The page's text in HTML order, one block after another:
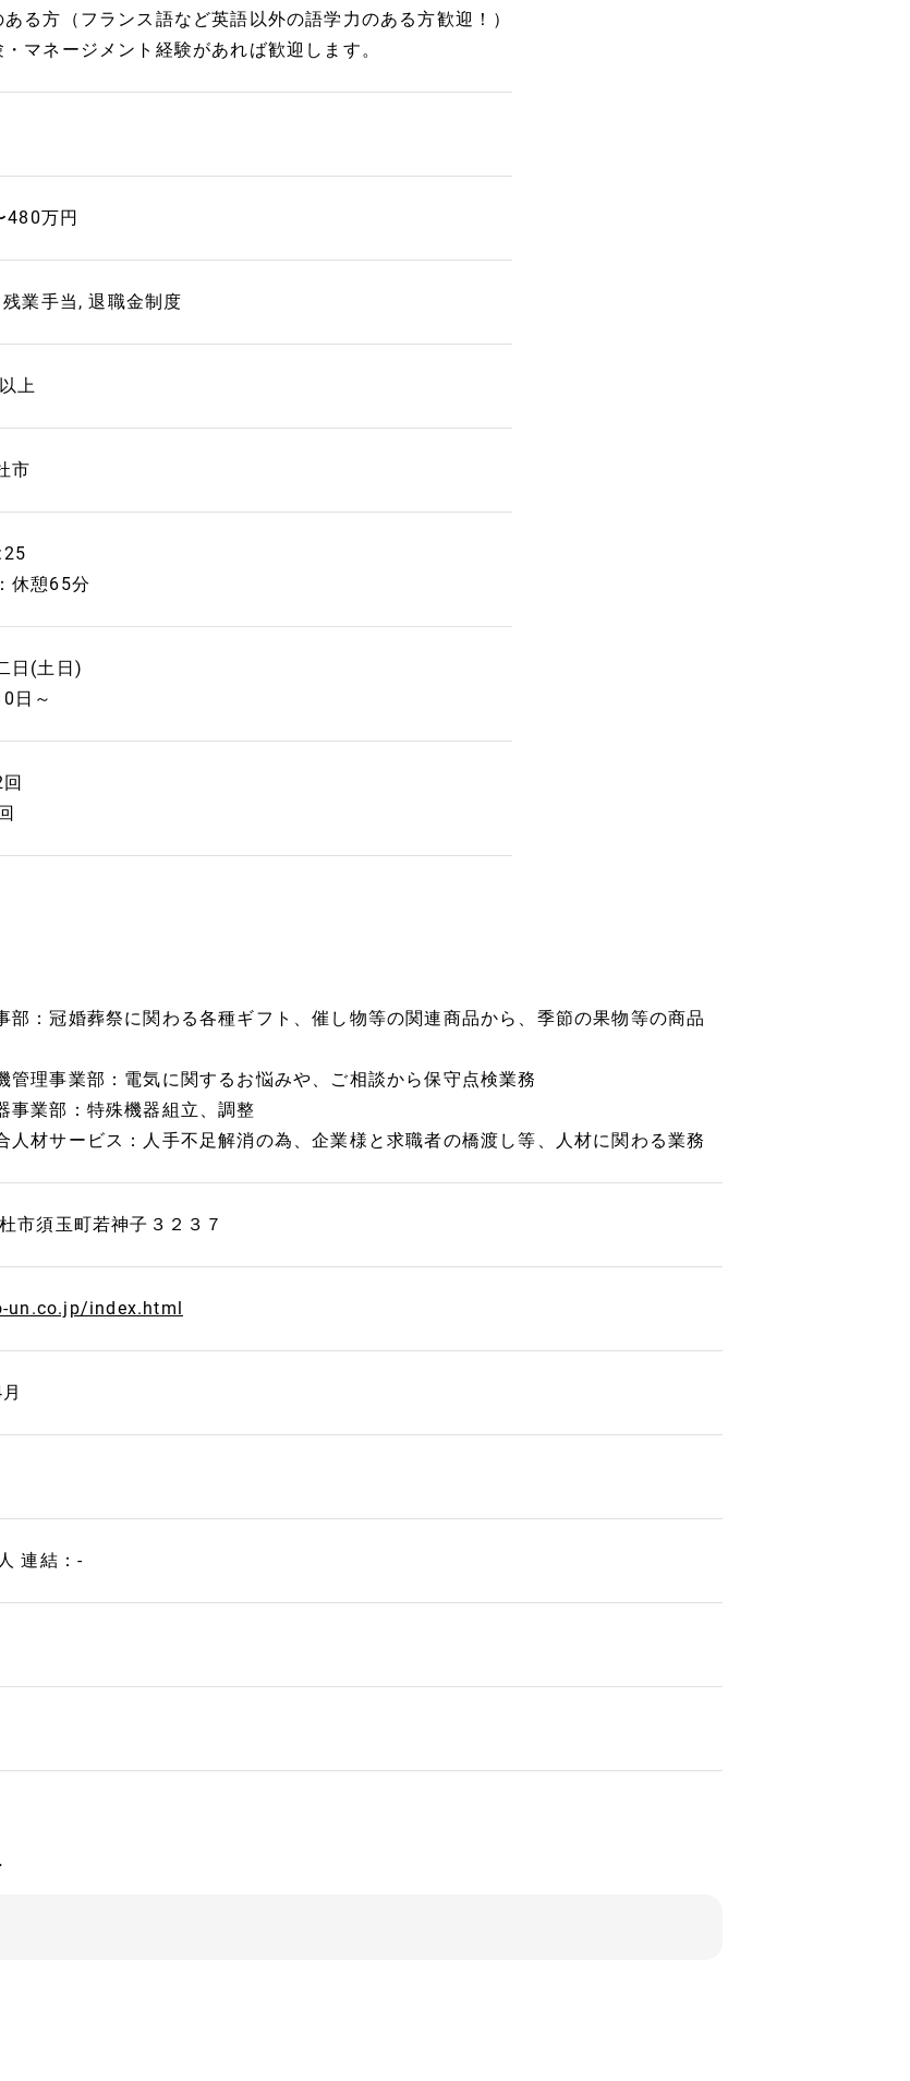
る方（フランス語など英語以外の語学力のある方歓迎！）
マネージメント経験があれば歓迎します。
480万円
業手当, 退職金制度
上
市
休憩65分
日(土日)
日～
部：冠婚葬祭に関わる各種ギフト、催し物等の関連商品から、季節の果物等の商品
管理事業部：電気に関するお悩みや、ご相談から保守点検業務
事業部：特殊機器組立、調整
人材サービス：人手不足解消の為、企業様と求職者の橋渡し等、人材に関わる業務
市須玉町若神子３２３７
un.co.jp/index.html
連結：-